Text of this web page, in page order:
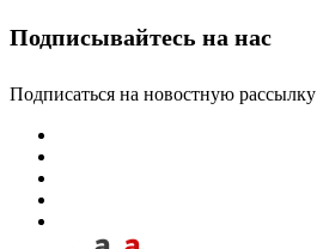
Подписывайтесь на нас
Подписаться на новостную рассылку